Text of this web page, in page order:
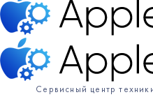
Сервисный центр